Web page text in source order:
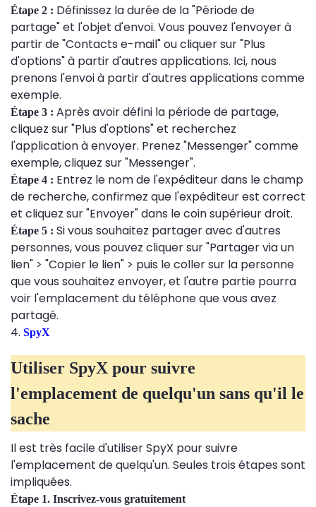
Étape 2 : Définissez la durée de la "Période de
partage" et l'objet d'envoi. Vous pouvez l'envoyer à
partir de "Contacts e-mail" ou cliquer sur "Plus
d'options" à partir d'autres applications. Ici, nous
prenons l'envoi à partir d'autres applications comme
exemple.
Étape 3 : Après avoir défini la période de partage,
cliquez sur "Plus d'options" et recherchez
l'application à envoyer. Prenez "Messenger" comme
exemple, cliquez sur "Messenger".
Étape 4 : Entrez le nom de l'expéditeur dans le champ
de recherche, confirmez que l'expéditeur est correct
et cliquez sur "Envoyer" dans le coin supérieur droit.
Étape 5 : Si vous souhaitez partager avec d'autres
personnes, vous pouvez cliquer sur "Partager via un
lien" > "Copier le lien" > puis le coller sur la personne
que vous souhaitez envoyer, et l'autre partie pourra
voir l'emplacement du téléphone que vous avez
partagé.
4. SpyX
Utiliser SpyX pour suivre
l'emplacement de quelqu'un sans qu'il le
sache
Il est très facile d'utiliser SpyX pour suivre
l'emplacement de quelqu'un. Seules trois étapes sont
impliquées.
Étape 1. Inscrivez-vous gratuitement